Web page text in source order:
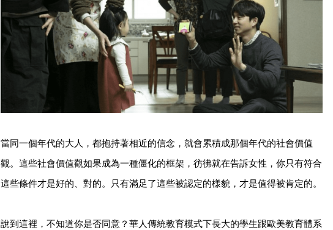
當同一個年代的大人，都抱持著相近的信念，就會累積成那個年代的社會價值
觀。這些社會價值觀如果成為一種僵化的框架，彷彿就在告訴女性，你只有符合
這些條件才是好的、對的。只有滿足了這些被認定的樣貌，才是值得被肯定的。
說到這裡，不知道你是否同意？華人傳統教育模式下長大的學生跟歐美教育體系